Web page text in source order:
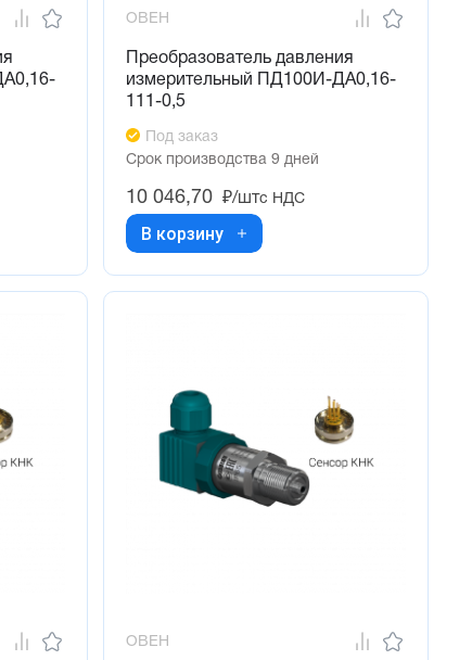
ОВЕН
Преобразователь давления
измерительный ПД100И-ДА0,16-
111-0,5
Под заказ
Срок производства 9 дней
10 046,70 ₽/штс НДС
В корзину
ОВЕН